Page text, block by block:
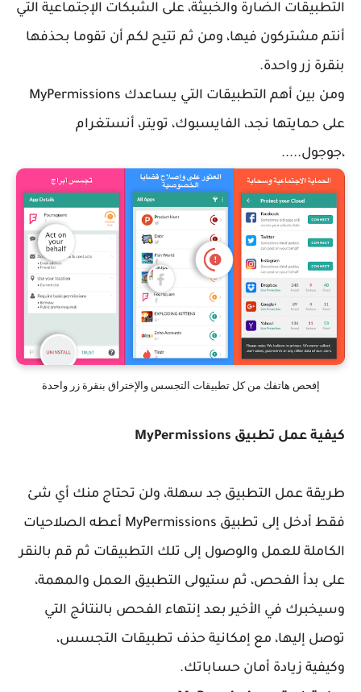
التطبيقات الضارة والخبيثة، على الشبكات الإجتماعية التي
أنتم مشتركون فيها، ومن ثم تتيح لكم أن تقوما بحذفها
بنقرة زر واحدة.
ومن بين أهم التطبيقات التي يساعدك MyPermissions
على حمايتها نجد، الفايسبوك، تويتر، أنستغرام
،جوجول.....
إفحص هاتفك من كل تطبيقات التجسس والإختراق بنقرة زر واحدة
كيفية عمل تطبيق MyPermissions
طريقة عمل التطبيق جد سهلة، ولن تحتاج منك أي شئ
فقط أدخل إلى تطبيق MyPermissions أعطه الصلاحيات
الكاملة للعمل والوصول إلى تلك التطبيقات ثم قم بالنقر
على بدأ الفحص، ثم ستيولى التطبيق العمل والمهمة،
وسيخبرك في الأخير بعد إنتهاء الفحص بالنتائج التي
توصل إليها، مع إمكانية حذف تطبيقات التجسس،
وكيفية زيادة أمان حساباتك.